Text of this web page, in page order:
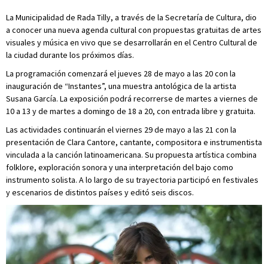
La Municipalidad de Rada Tilly, a través de la Secretaría de Cultura, dio
a conocer una nueva agenda cultural con propuestas gratuitas de artes
visuales y música en vivo que se desarrollarán en el Centro Cultural de
la ciudad durante los próximos días.
La programación comenzará el jueves 28 de mayo a las 20 con la
inauguración de “Instantes”, una muestra antológica de la artista
Susana García. La exposición podrá recorrerse de martes a viernes de
10 a 13 y de martes a domingo de 18 a 20, con entrada libre y gratuita.
Las actividades continuarán el viernes 29 de mayo a las 21 con la
presentación de Clara Cantore, cantante, compositora e instrumentista
vinculada a la canción latinoamericana. Su propuesta artística combina
folklore, exploración sonora y una interpretación del bajo como
instrumento solista. A lo largo de su trayectoria participó en festivales
y escenarios de distintos países y editó seis discos.